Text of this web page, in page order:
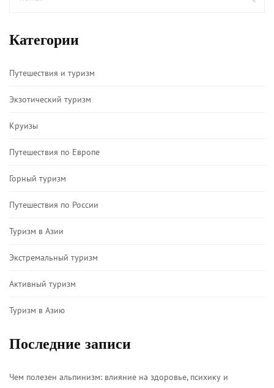
Категории
Путешествия и туризм
Экзотический туризм
Круизы
Путешествия по Европе
Горный туризм
Путешествия по России
Туризм в Азии
Экстремальный туризм
Активный туризм
Туризм в Азию
Последние записи
Чем полезен альпинизм: влияние на здоровье, психику и